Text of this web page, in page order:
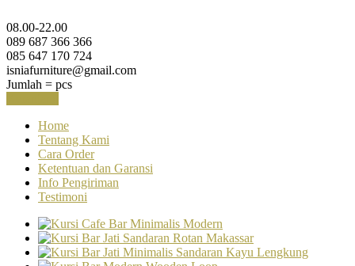
08.00-22.00
089 687 366 366
085 647 170 724
isniafurniture@gmail.com
Jumlah = pcs
Home
Tentang Kami
Cara Order
Ketentuan dan Garansi
Info Pengiriman
Testimoni